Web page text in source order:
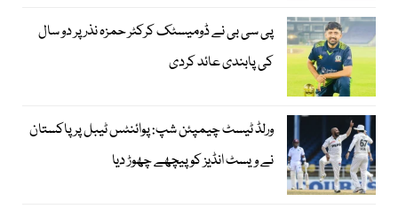
پی سی بی نے ڈومیسٹک کرکٹر حمزہ نذر پر دو سال
کی پابندی عائد کردی
ورلڈ ٹیسٹ چیمپئن شپ: پوائنٹس ٹیبل پر پاکستان
نے ویسٹ انڈیز کو پیچھے چھوڑ دیا